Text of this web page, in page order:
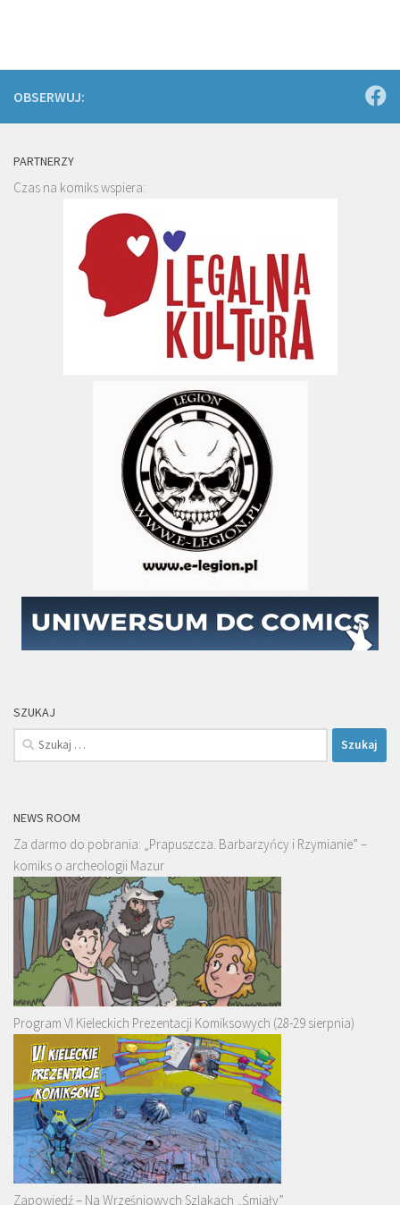
OBSERWUJ:
PARTNERZY
Czas na komiks wspiera:
SZUKAJ
Szukaj:
NEWS ROOM
Za darmo do pobrania: „Prapuszcza. Barbarzyńcy i Rzymianie” –
komiks o archeologii Mazur
Program VI Kieleckich Prezentacji Komiksowych (28-29 sierpnia)
Zapowiedź – Na Wrześniowych Szlakach „Śmiały”